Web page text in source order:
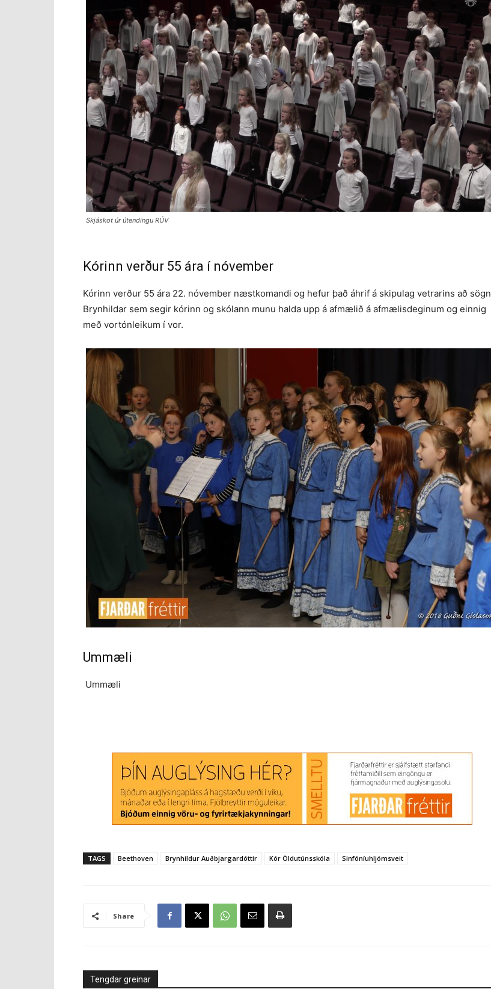
Skjáskot úr útendingu RÚV
Kórinn verður 55 ára í nóvember
Kórinn verður 55 ára 22. nóvember næstkomandi og hefur það áhrif á skipulag vetrarins að sögn
Brynhildar sem segir kórinn og skólann munu halda upp á afmælið á afmælisdeginum og einnig
með vortónleikum í vor.
Ummæli
Ummæli
TAGS Beethoven Brynhildur Auðbjargardóttir Kór Öldutúnsskóla Sinfóníuhljómsveit
Share
Tengdar greinar